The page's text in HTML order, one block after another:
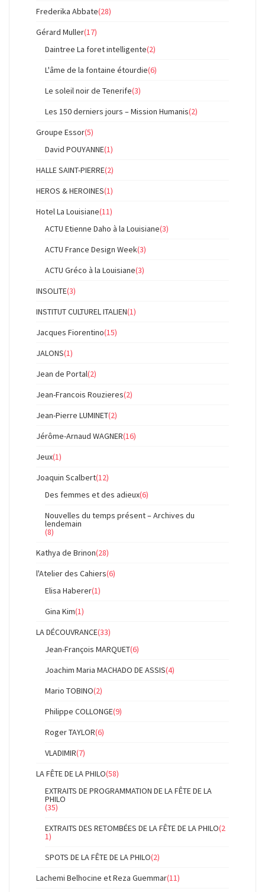
Frederika Abbate(28)
Gérard Muller(17)
Daintree La foret intelligente(2)
L'âme de la fontaine étourdie(6)
Le soleil noir de Tenerife(3)
Les 150 derniers jours – Mission Humanis(2)
Groupe Essor(5)
David POUYANNE(1)
HALLE SAINT-PIERRE(2)
HEROS & HEROINES(1)
Hotel La Louisiane(11)
ACTU Etienne Daho à la Louisiane(3)
ACTU France Design Week(3)
ACTU Gréco à la Louisiane(3)
INSOLITE(3)
INSTITUT CULTUREL ITALIEN(1)
Jacques Fiorentino(15)
JALONS(1)
Jean de Portal(2)
Jean-Francois Rouzieres(2)
Jean-Pierre LUMINET(2)
Jérôme-Arnaud WAGNER(16)
Jeux(1)
Joaquin Scalbert(12)
Des femmes et des adieux(6)
Nouvelles du temps présent – Archives du
lendemain
(8)
Kathya de Brinon(28)
l'Atelier des Cahiers(6)
Elisa Haberer(1)
Gina Kim(1)
LA DÉCOUVRANCE(33)
Jean-François MARQUET(6)
Joachim Maria MACHADO DE ASSIS(4)
Mario TOBINO(2)
Philippe COLLONGE(9)
Roger TAYLOR(6)
VLADIMIR(7)
LA FÊTE DE LA PHILO(58)
EXTRAITS DE PROGRAMMATION DE LA FÊTE DE LA
PHILO
(35)
EXTRAITS DES RETOMBÉES DE LA FÊTE DE LA PHILO(2
1)
SPOTS DE LA FÊTE DE LA PHILO(2)
Lachemi Belhocine et Reza Guemmar(11)